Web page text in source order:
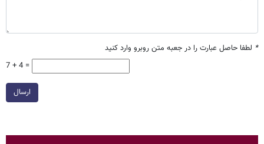
* لطفا حاصل عبارت را در جعبه متن روبرو وارد کنید
7 + 4 =
ارسال